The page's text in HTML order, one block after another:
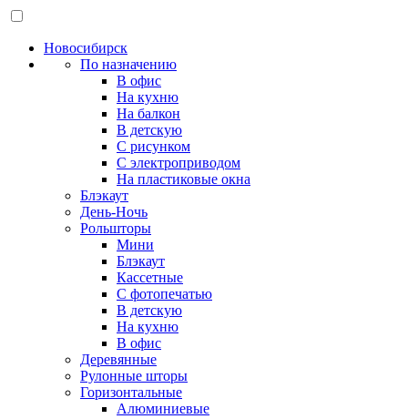
Новосибирск
По назначению
В офис
На кухню
На балкон
В детскую
С рисунком
С электроприводом
На пластиковые окна
Блэкаут
День-Ночь
Рольшторы
Мини
Блэкаут
Кассетные
С фотопечатью
В детскую
На кухню
В офис
Деревянные
Рулонные шторы
Горизонтальные
Алюминиевые